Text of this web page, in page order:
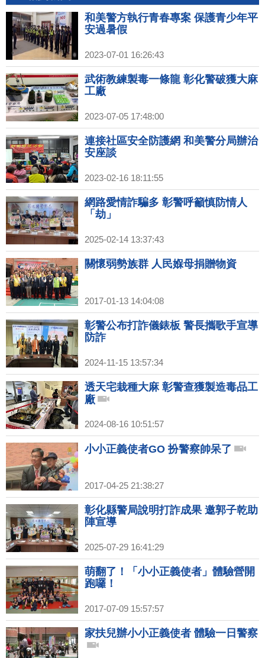
和美警方執行青春專案 保護青少年平
安過暑假
2023-07-01 16:26:43
武術教練製毒一條龍 彰化警破獲大麻
工廠
2023-07-05 17:48:00
連接社區安全防護網 和美警分局辦治
安座談
2023-02-16 18:11:55
網路愛情詐騙多 彰警呼籲慎防情人
「劫」
2025-02-14 13:37:43
關懷弱勢族群 人民媬母捐贈物資
2017-01-13 14:04:08
彰警公布打詐儀錶板 警長攜歌手宣導
防詐
2024-11-15 13:57:34
透天宅栽種大麻 彰警查獲製造毒品工
廠
2024-08-16 10:51:57
小小正義使者GO 扮警察帥呆了
2017-04-25 21:38:27
彰化縣警局說明打詐成果 邀郭子乾助
陣宣導
2025-07-29 16:41:29
萌翻了！「小小正義使者」體驗營開
跑囉！
2017-07-09 15:57:57
家扶兒辦小小正義使者 體驗一日警察